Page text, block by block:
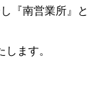
『南営業所』と
ます。